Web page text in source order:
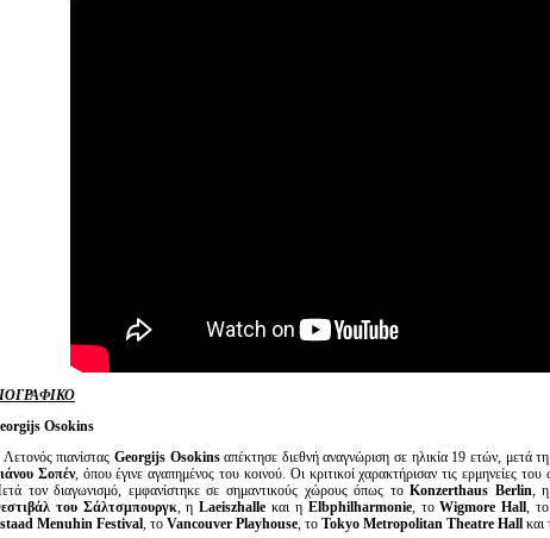
Osokins
πιανίστας Georgijs Osokinsαπέκτησε διεθνή αναγνώριση σε ηλικία 19 ετών, μετά
Σοπέν, όπου έγινε αγαπημένος του κοινού. Οι κριτικοί χαρακτήρισαν τις ερμηνείες του
τον διαγωνισμό, εμφανίστηκε σε σημαντικούς χώρους όπως τοKonzerthaus Berlin ,
του Σάλτσμπουργκ , ηLaeiszhalle και η Elbphilharmonie, τοWigmore Hall , το
Menuhin Festival , το Vancouver Playhouse , το Tokyo Metropolitan Theatre Hall και